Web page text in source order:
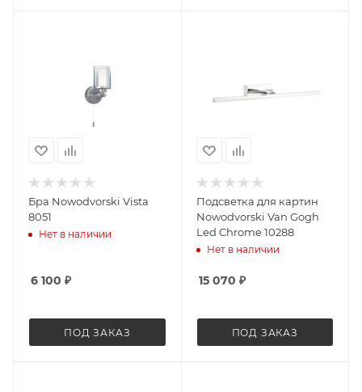
Бра Nowodvorski Vista
8051
Нет в наличии
6 100 ₽
ПОД ЗАКАЗ
Подсветка для картин
Nowodvorski Van Gogh
Led Chrome 10288
Нет в наличии
15 070 ₽
ПОД ЗАКАЗ